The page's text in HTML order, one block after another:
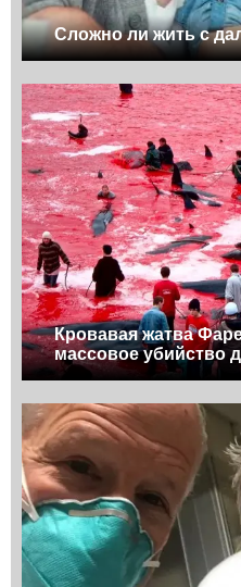
Сложно ли жить с
Кровавая жатва
массовое убийство